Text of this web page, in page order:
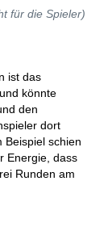
für die Spieler)
ist das
könnte
den
dort
Beispiel schien
Energie, dass
Runden am